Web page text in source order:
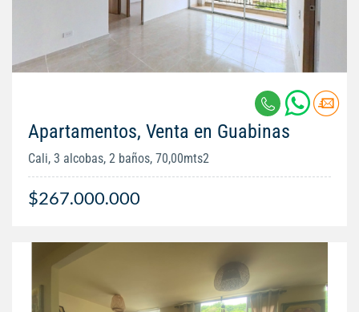
Apartamentos, Venta en Guabinas
Cali, 3 alcobas, 2 baños, 70,00mts2
$267.000.000